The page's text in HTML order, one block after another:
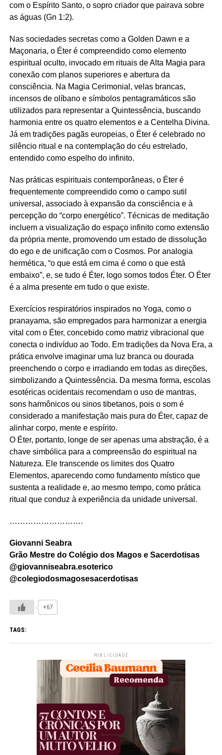
com o Espírito Santo, o sopro criador que pairava sobre
as águas (Gn 1:2).
Nas sociedades secretas como a Golden Dawn e a
Maçonaria, o Éter é compreendido como elemento
espiritual oculto, invocado em rituais de Alta Magia para
conexão com planos superiores e abertura da
consciência. Na Magia Cerimonial, velas brancas,
incensos de olíbano e símbolos pentagramáticos são
utilizados para representar a Quintessência, buscando
harmonia entre os quatro elementos e a Centelha Divina.
Já em tradições pagãs europeias, o Éter é celebrado no
silêncio ritual e na contemplação do céu estrelado,
entendido como espelho do infinito.
Nas práticas espirituais contemporâneas, o Éter é
frequentemente compreendido como o campo sutil
universal, associado à expansão da consciência e à
percepção do “corpo energético”. Técnicas de meditação
incluem a visualização do espaço infinito como extensão
da própria mente, promovendo um estado de dissolução
do ego e de unificação com o Cosmos. Por analogia
hermética, “o que está em cima é como o que está
embaixo”, e, se tudo é Éter, logo somos todos Éter. O Éter
é a alma presente em tudo o que existe.
Exercícios respiratórios inspirados no Yoga, como o
pranayama, são empregados para harmonizar a energia
vital com o Éter, concebido como matriz vibracional que
conecta o indivíduo ao Todo. Em tradições da Nova Era, a
prática envolve imaginar uma luz branca ou dourada
preenchendo o corpo e irradiando em todas as direções,
simbolizando a Quintessência. Da mesma forma, escolas
esotéricas ocidentais recomendam o uso de mantras,
sons harmônicos ou sinos tibetanos, pois o som é
considerado a manifestação mais pura do Éter, capaz de
alinhar corpo, mente e espírito.
O Éter, portanto, longe de ser apenas uma abstração, é a
chave simbólica para a compreensão do espiritual na
Natureza. Ele transcende os limites dos Quatro
Elementos, aparecendo como fundamento místico que
sustenta a realidade e, ao mesmo tempo, como prática
ritual que conduz à experiência da unidade universal.
……………………….
Giovanni Seabra
Grão Mestre do Colégio dos Magos e Sacerdotisas
@giovanniseabra.esoterico
@colegiodosmagosesacerdotisas
+67
TAGS:
PUBLICIDADE